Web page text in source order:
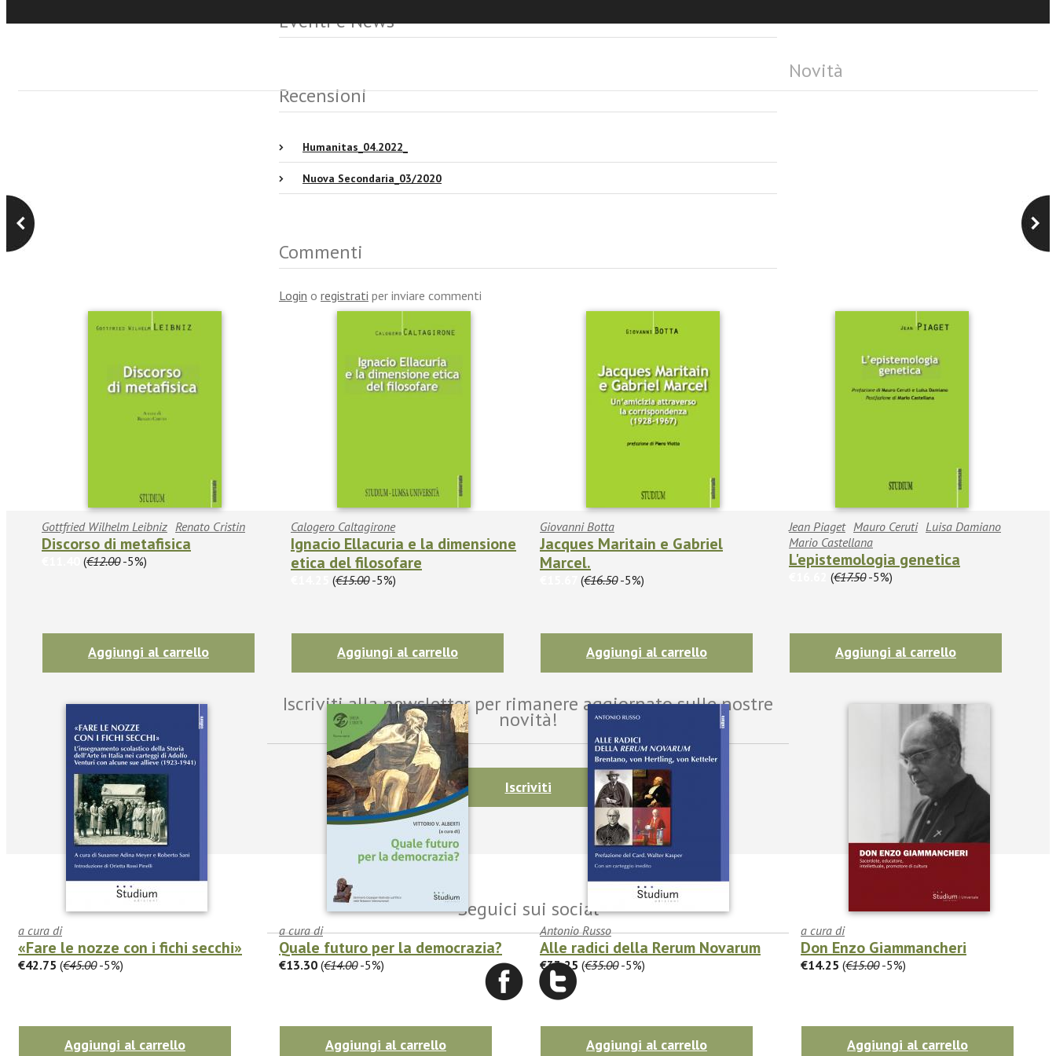
Eventi e News
Recensioni
Humanitas_04.2022_
Nuova Secondaria_03/2020
Commenti
Login o registrati per inviare commenti
Gottfried Wilhelm Leibniz Renato Cristin
Discorso di metafisica
(€12.00-5%)
Aggiungi al carrello
Calogero Caltagirone
Ignacio Ellacuria e la dimensione
etica del filosofare
(€15.00-5%)
Aggiungi al carrello
Giovanni Botta
Jacques Maritain e Gabriel
Marcel.
(€16.50-5%)
Aggiungi al carrello
Jean Piaget Mauro Ceruti Luisa Damiano
Mario Castellana
L'epistemologia genetica
(€17.50-5%)
Aggiungi al carrello
Novità
a cura di
«Fare le nozze con i fichi secchi»
€42.75 (€45.00-5%)
Aggiungi al carrello
a cura di
Quale futuro per la democrazia?
€13.30 (€14.00-5%)
Aggiungi al carrello
Antonio Russo
Alle radici della Rerum Novarum
€33.25 (€35.00-5%)
Aggiungi al carrello
a cura di
Don Enzo Giammancheri
€14.25 (€15.00-5%)
Aggiungi al carrello
Iscriviti alla newsletter per rimanere aggiornato sulle nostre
novità!
Iscriviti
Seguici sui social
facebook